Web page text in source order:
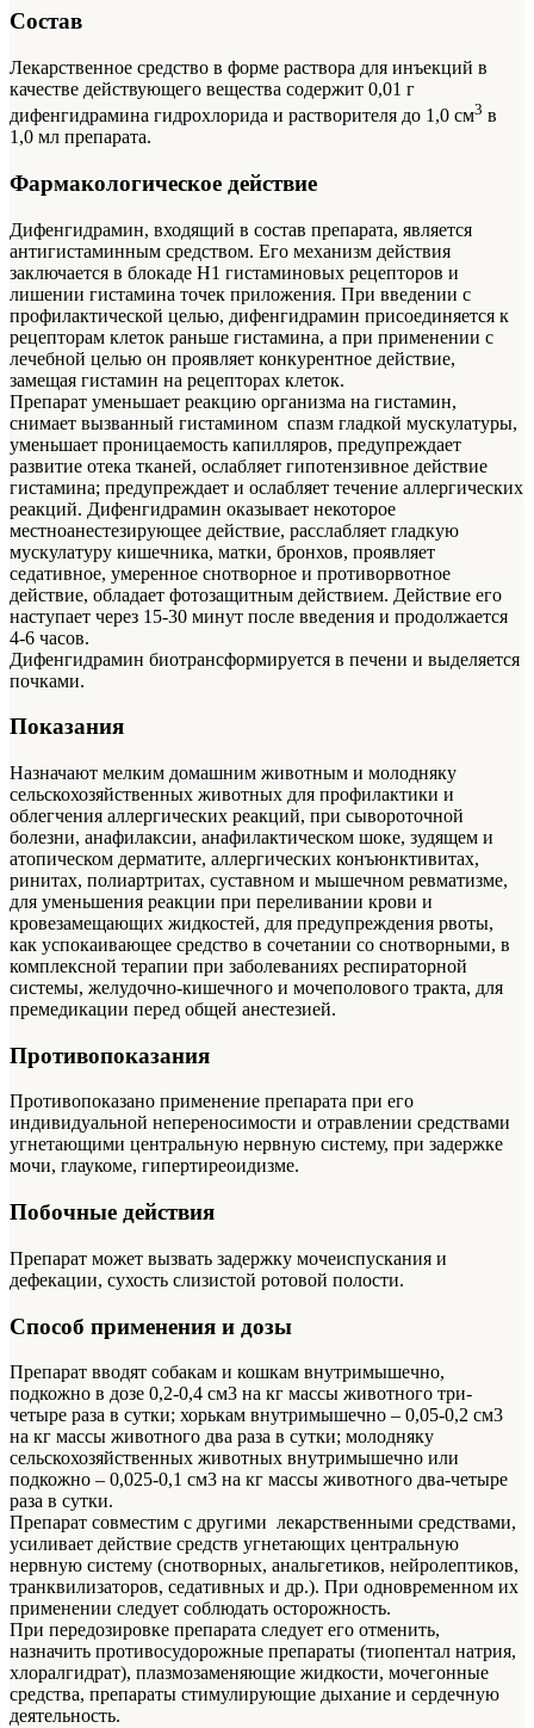
Состав
Лекарственное средство в форме раствора для инъекций в
качестве действующего вещества содержит 0,01 г
дифенгидрамина гидрохлорида и растворителя до 1,0 см3 в
1,0 мл препарата.
Фармакологическое действие
Дифенгидрамин, входящий в состав препарата, является
антигистаминным средством. Его механизм действия
заключается в блокаде Н1 гистаминовых рецепторов и
лишении гистамина точек приложения. При введении с
профилактической целью, дифенгидрамин присоединяется к
рецепторам клеток раньше гистамина, а при применении с
лечебной целью он проявляет конкурентное действие,
замещая гистамин на рецепторах клеток.
Препарат уменьшает реакцию организма на гистамин,
снимает вызванный гистамином спазм гладкой мускулатуры,
уменьшает проницаемость капилляров, предупреждает
развитие отека тканей, ослабляет гипотензивное действие
гистамина; предупреждает и ослабляет течение аллергических
реакций. Дифенгидрамин оказывает некоторое
местноанестезирующее действие, расслабляет гладкую
мускулатуру кишечника, матки, бронхов, проявляет
седативное, умеренное снотворное и противорвотное
действие, обладает фотозащитным действием. Действие его
наступает через 15-30 минут после введения и продолжается
4-6 часов.
Дифенгидрамин биотрансформируется в печени и выделяется
почками.
Показания
Назначают мелким домашним животным и молодняку
сельскохозяйственных животных для профилактики и
облегчения аллергических реакций, при сывороточной
болезни, анафилаксии, анафилактическом шоке, зудящем и
атопическом дерматите, аллергических конъюнктивитах,
ринитах, полиартритах, суставном и мышечном ревматизме,
для уменьшения реакции при переливании крови и
кровезамещающих жидкостей, для предупреждения рвоты,
как успокаивающее средство в сочетании со снотворными, в
комплексной терапии при заболеваниях респираторной
системы, желудочно-кишечного и мочеполового тракта, для
премедикации перед общей анестезией.
Противопоказания
Противопоказано применение препарата при его
индивидуальной непереносимости и отравлении средствами
угнетающими центральную нервную систему, при задержке
мочи, глаукоме, гипертиреоидизме.
Побочные действия
Препарат может вызвать задержку мочеиспускания и
дефекации, сухость слизистой ротовой полости.
Способ применения и дозы
Препарат вводят собакам и кошкам внутримышечно,
подкожно в дозе 0,2-0,4 см3 на кг массы животного три-
четыре раза в сутки; хорькам внутримышечно – 0,05-0,2 см3
на кг массы животного два раза в сутки; молодняку
сельскохозяйственных животных внутримышечно или
подкожно – 0,025-0,1 см3 на кг массы животного два-четыре
раза в сутки.
Препарат совместим с другими лекарственными средствами,
усиливает действие средств угнетающих центральную
нервную систему (снотворных, анальгетиков, нейролептиков,
транквилизаторов, седативных и др.). При одновременном их
применении следует соблюдать осторожность.
При передозировке препарата следует его отменить,
назначить противосудорожные препараты (тиопентал натрия,
хлоралгидрат), плазмозаменяющие жидкости, мочегонные
средства, препараты стимулирующие дыхание и сердечную
деятельность.